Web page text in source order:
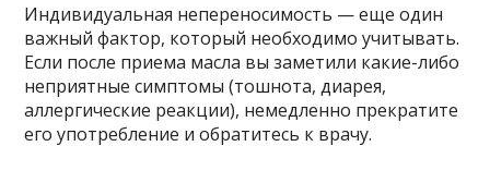
Индивидуальная непереносимость — еще один
важный фактор, который необходимо учитывать.
Если после приема масла вы заметили какие-либо
неприятные симптомы (тошнота, диарея,
аллергические реакции), немедленно прекратите
его употребление и обратитесь к врачу.